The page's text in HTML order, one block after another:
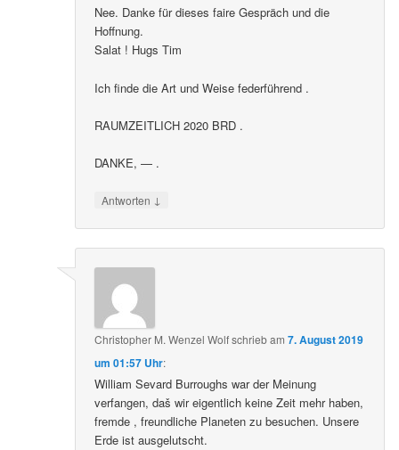
Nee. Danke für dieses faire Gespräch und die
Hoffnung.
Salat ! Hugs Tim
Ich finde die Art und Weise federführend .
RAUMZEITLICH 2020 BRD .
DANKE, — .
Antworten ↓
Christopher M. Wenzel Wolfschriebam7. August 2019
um 01:57 Uhr:
William Sevard Burroughs war der Meinung
verfangen, daš wir eigentlich keine Zeit mehr haben,
fremde , freundliche Planeten zu besuchen. Unsere
Erde ist ausgelutscht.